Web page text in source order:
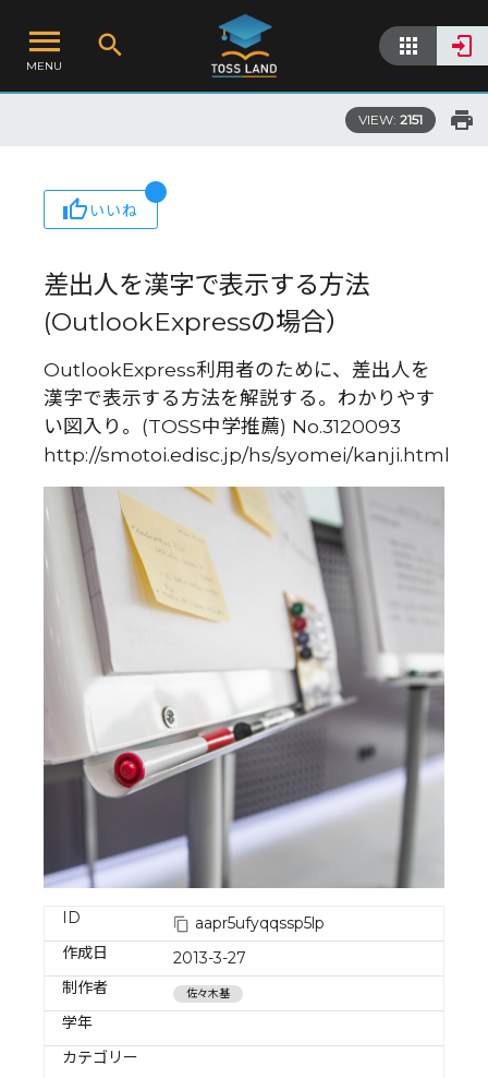
MENU
VIEW: 2151
いいね
差出人を漢字で表示する方法
(OutlookExpressの場合）
OutlookExpress利用者のために、差出人を
漢字で表示する方法を解説する。わかりやす
い図入り。(TOSS中学推薦) No.3120093
http://smotoi.edisc.jp/hs/syomei/kanji.html
ID
aapr5ufyqqssp5lp
作成日
2013-3-27
制作者
佐々木基
学年
カテゴリー